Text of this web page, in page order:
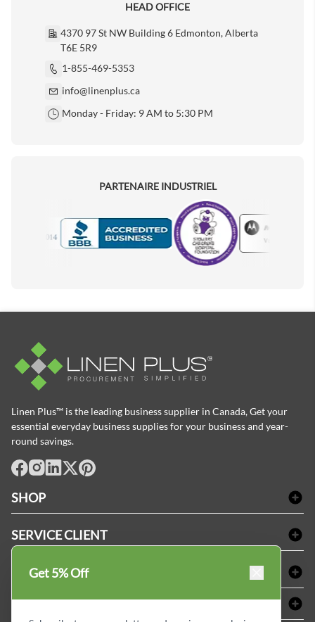
HEAD OFFICE
4370 97 St NW Building 6 Edmonton, Alberta
T6E 5R9
1-855-469-5353
info@linenplus.ca
Monday - Friday: 9 AM to 5:30 PM
PARTENAIRE INDUSTRIEL
Motorola
Linen Plus™ is the leading business supplier in Canada, Get your
essential everyday business supplies for your business and year-
round savings.
SHOP
Produits d'accueil & Fournitures pour chambre d'invités
SERVICE CLIENT
FAQs
Refund & Return
ACHETER CHEZ LINEN PLUS
Politique d'alignement des prix
Options de paiement
ABOUT LINEN PLUS
Get 5% Off